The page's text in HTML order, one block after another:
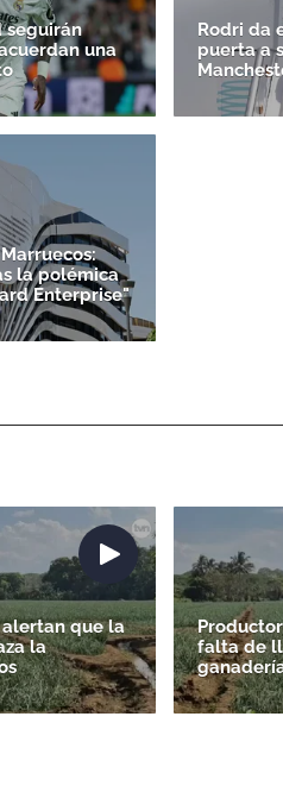
seguirán
una
Rodri da
puerta a
la polémica
Enterprise"
alertan que la
la
falta de